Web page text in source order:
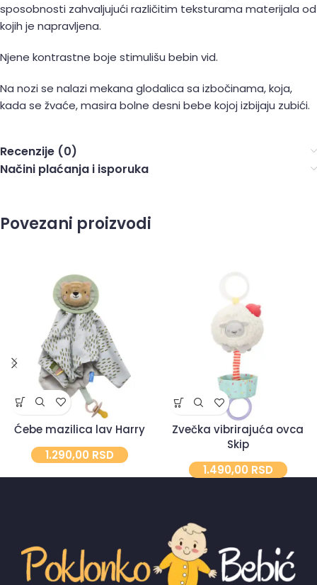
sposobnosti zahvaljujući različitim teksturama materijala od
kojih je napravljena.
Njene kontrastne boje stimulišu bebin vid.
Na nozi se nalazi mekana glodalica sa izbočinama, koja,
kada se žvaće, masira bolne desni bebe kojoj izbijaju zubići.
Recenzije (0)
Načini plaćanja i isporuka
Povezani proizvodi
Ćebe mazilica lav Harry
1.290,00 RSD
Zvečka vibrirajuća ovca
Skip
1.490,00 RSD